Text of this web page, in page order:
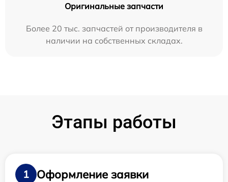
Оригинальные запчасти
Более 20 тыс. запчастей от производителя в
наличии на собственных складах.
Этапы работы
1
Оформление заявки